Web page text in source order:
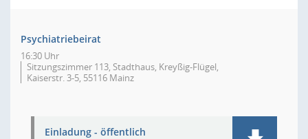
Psychiatriebeirat
16:30 Uhr
Sitzungszimmer 113, Stadthaus, Kreyßig-Flügel,
Kaiserstr. 3-5, 55116 Mainz
Einladung - öffentlich